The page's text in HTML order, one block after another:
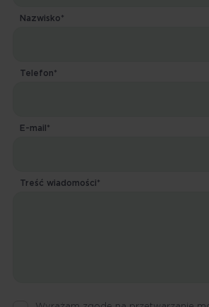
Nazwisko*
Telefon*
E-mail*
Treść wiadomości*